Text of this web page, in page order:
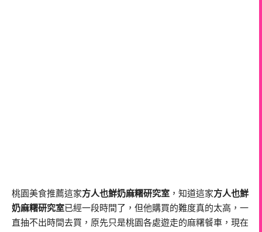
桃園美食推薦這家方人也鮮奶麻糬研究室 ，知道這家方人也鮮
奶麻糬研究室已經一段時間了，但他購買的難度真的太高，一
直抽不出時間去買，原先只是桃園各處遊走的麻糬餐車，現在